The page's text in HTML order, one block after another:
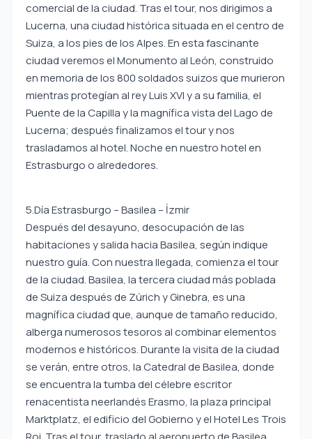
comercial de la ciudad. Tras el tour, nos dirigimos a
Lucerna, una ciudad histórica situada en el centro de
Suiza, a los pies de los Alpes. En esta fascinante
ciudad veremos el Monumento al León, construido
en memoria de los 800 soldados suizos que murieron
mientras protegían al rey Luis XVI y a su familia, el
Puente de la Capilla y la magnífica vista del Lago de
Lucerna; después finalizamos el tour y nos
trasladamos al hotel. Noche en nuestro hotel en
Estrasburgo o alrededores.
5.Día Estrasburgo – Basilea – İzmir
Después del desayuno, desocupación de las
habitaciones y salida hacia Basilea, según indique
nuestro guía. Con nuestra llegada, comienza el tour
de la ciudad. Basilea, la tercera ciudad más poblada
de Suiza después de Zúrich y Ginebra, es una
magnífica ciudad que, aunque de tamaño reducido,
alberga numerosos tesoros al combinar elementos
modernos e históricos. Durante la visita de la ciudad
se verán, entre otros, la Catedral de Basilea, donde
se encuentra la tumba del célebre escritor
renacentista neerlandés Erasmo, la plaza principal
Marktplatz, el edificio del Gobierno y el Hotel Les Trois